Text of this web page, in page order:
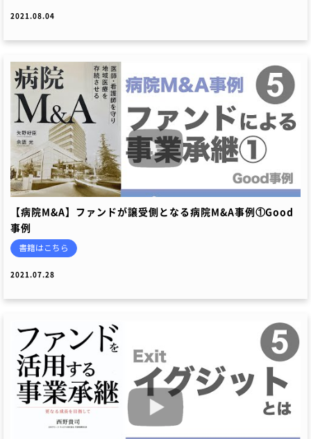
2021.08.04
【病院M&A】ファンドが譲受側となる病院M&A事例①Good
事例
書籍はこちら
2021.07.28